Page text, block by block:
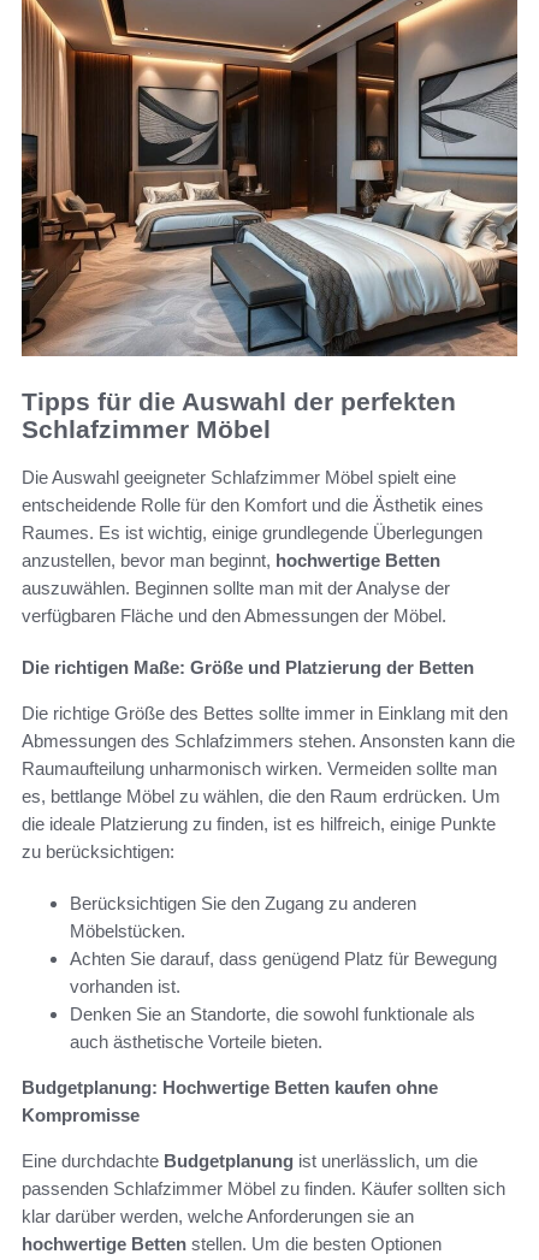
Tipps für die Auswahl der perfekten
Schlafzimmer Möbel
Die Auswahl geeigneter Schlafzimmer Möbel spielt eine
entscheidende Rolle für den Komfort und die Ästhetik eines
Raumes. Es ist wichtig, einige grundlegende Überlegungen
anzustellen, bevor man beginnt, hochwertige Betten
auszuwählen. Beginnen sollte man mit der Analyse der
verfügbaren Fläche und den Abmessungen der Möbel.
Die richtigen Maße: Größe und Platzierung der Betten
Die richtige Größe des Bettes sollte immer in Einklang mit den
Abmessungen des Schlafzimmers stehen. Ansonsten kann die
Raumaufteilung unharmonisch wirken. Vermeiden sollte man
es, bettlange Möbel zu wählen, die den Raum erdrücken. Um
die ideale Platzierung zu finden, ist es hilfreich, einige Punkte
zu berücksichtigen:
Berücksichtigen Sie den Zugang zu anderen
Möbelstücken.
Achten Sie darauf, dass genügend Platz für Bewegung
vorhanden ist.
Denken Sie an Standorte, die sowohl funktionale als
auch ästhetische Vorteile bieten.
Budgetplanung: Hochwertige Betten kaufen ohne
Kompromisse
Eine durchdachte Budgetplanung ist unerlässlich, um die
passenden Schlafzimmer Möbel zu finden. Käufer sollten sich
klar darüber werden, welche Anforderungen sie an
hochwertige Betten stellen. Um die besten Optionen